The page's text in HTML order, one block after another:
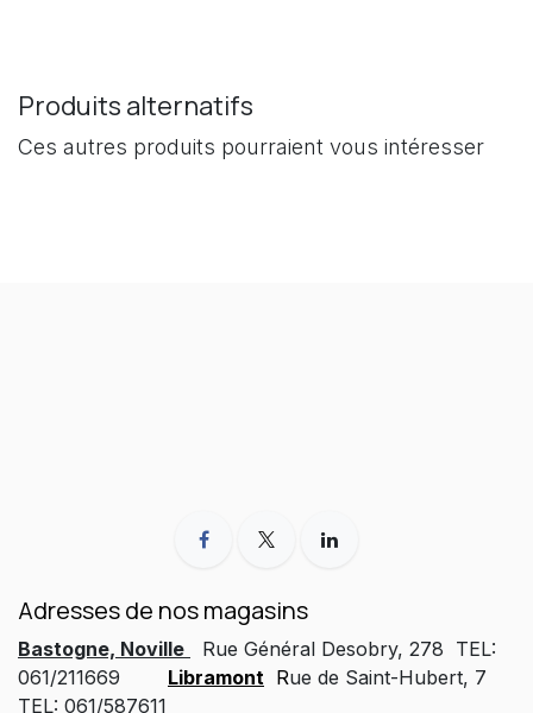
Produits alternatifs
Ces autres produits pourraient vous intéresser
Adresses de nos magasins
Bastogne, Noville
Rue Général Desobry, 278 TEL:
061/211669
Libramont Rue de Saint-Hubert, 7
TEL: 061/587611